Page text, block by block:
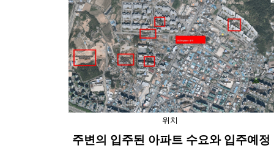
위치
주변의 입주된 아파트 수요와 입주예정